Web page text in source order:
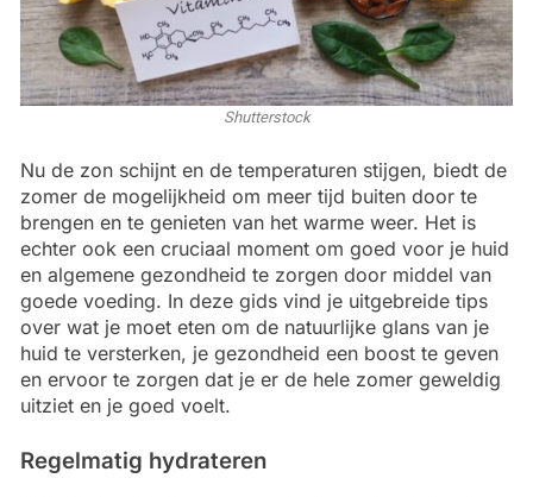
Shutterstock
Nu de zon schijnt en de temperaturen stijgen, biedt de
zomer de mogelijkheid om meer tijd buiten door te
brengen en te genieten van het warme weer. Het is
echter ook een cruciaal moment om goed voor je huid
en algemene gezondheid te zorgen door middel van
goede voeding. In deze gids vind je uitgebreide tips
over wat je moet eten om de natuurlijke glans van je
huid te versterken, je gezondheid een boost te geven
en ervoor te zorgen dat je er de hele zomer geweldig
uitziet en je goed voelt.
Regelmatig hydrateren